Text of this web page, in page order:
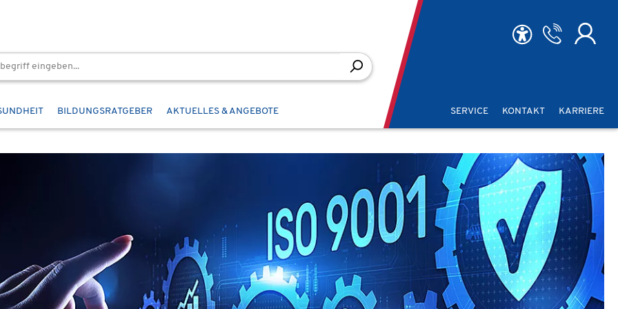
BILDUNGSRATGEBER AKTUELLES & ANGEBOTE SERVICE KONTAKT KARRIERE